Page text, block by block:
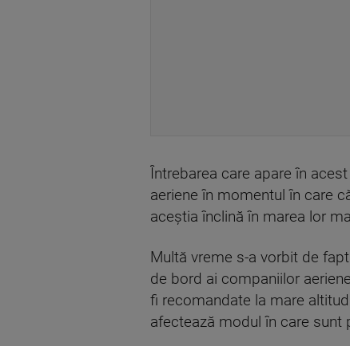
Întrebarea care apare în
aeriene în momentul în care
aceștia înclină în marea lor
Multă vreme s-a vorbit de
de bord ai companiilor
fi recomandate la mare
afectează modul în care sunt